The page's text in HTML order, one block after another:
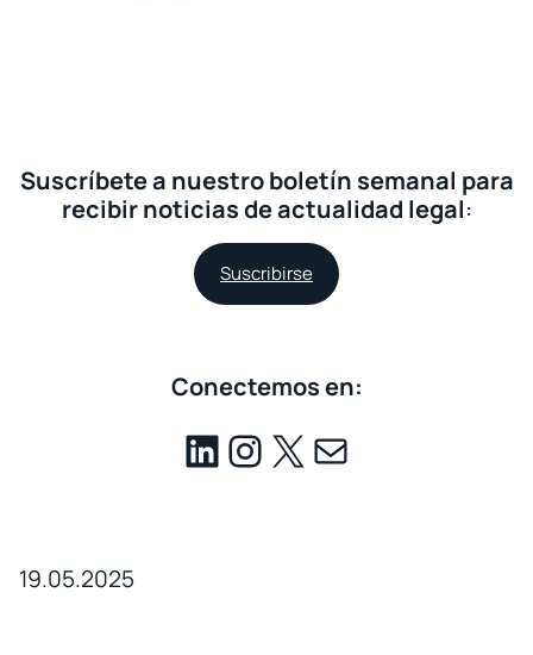
Suscríbete a nuestro boletín semanal para
recibir noticias de actualidad legal:
Suscribirse
Conectemos en:
19.05.2025